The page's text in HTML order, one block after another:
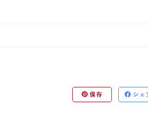
保存 シェ